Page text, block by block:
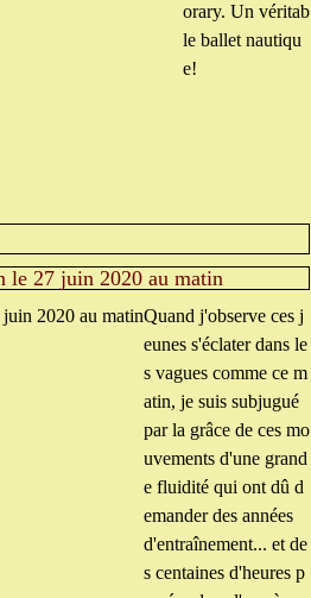
orary. Un véritab
le ballet nautiqu
e!
le 27 juin 2020 au matin
Quand j'observe ces j
eunes s'éclater dans le
s vagues comme ce m
atin, je suis subjugué
par la grâce de ces mo
uvements d'une grand
e fluidité qui ont dû d
emander des années
d'entraînement... et de
s centaines d'heures p